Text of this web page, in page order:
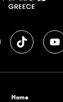
Home